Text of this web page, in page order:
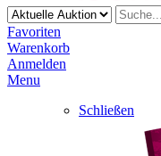
Favoriten
Warenkorb
Anmelden
Menu
Schließen